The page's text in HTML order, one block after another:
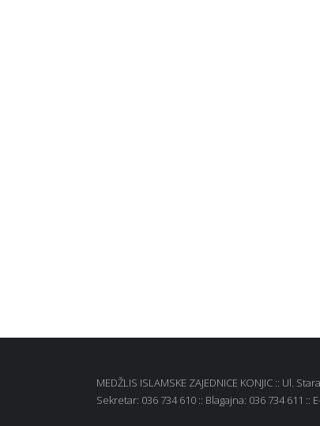
MEDŽLIS ISLAMSKE ZAJEDNICE KONJIC :: Ul.
Sekretar: 036 734 610 :: Blagajna: 036 734 611 ::